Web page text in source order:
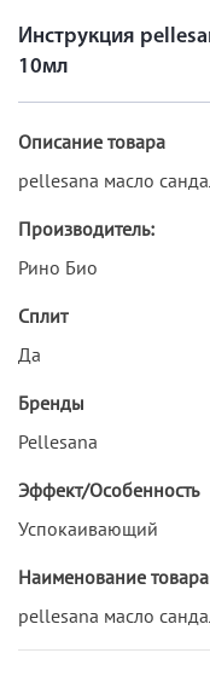
Инструкция
10мл
Описание товара
pellesana масло
Производитель:
Рино Био
Сплит
Да
Бренды
Pellesana
Эффект/Особенность
Успокаивающий
Наименование товара
pellesana масло